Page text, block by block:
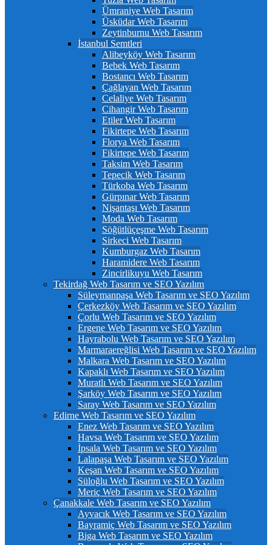
Ümraniye Web Tasarım
Üsküdar Web Tasarım
Zeytinburnu Web Tasarım
İstanbul Semtleri
Alibeyköy Web Tasarım
Bebek Web Tasarım
Bostancı Web Tasarım
Çağlayan Web Tasarım
Celaliye Web Tasarım
Cihangir Web Tasarım
Etiler Web Tasarım
Fikirtepe Web Tasarım
Florya Web Tasarım
Fikirtepe Web Tasarım
Taksim Web Tasarım
Tepecik Web Tasarım
Türkoba Web Tasarım
Gürpınar Web Tasarım
Nişantaşı Web Tasarım
Moda Web Tasarım
Söğütlüçeşme Web Tasarım
Sirkeci Web Tasarım
Kumburgaz Web Tasarım
Haramidere Web Tasarım
Zincirlikuyu Web Tasarım
Tekirdağ Web Tasarım ve SEO Yazılım
Süleymanpaşa Web Tasarım ve SEO Yazılım
Çerkezköy Web Tasarım ve SEO Yazılım
Çorlu Web Tasarım ve SEO Yazılım
Ergene Web Tasarım ve SEO Yazılım
Hayrabolu Web Tasarım ve SEO Yazılım
Marmaraereğlisi Web Tasarım ve SEO Yazılım
Malkara Web Tasarım ve SEO Yazılım
Kapaklı Web Tasarım ve SEO Yazılım
Muratlı Web Tasarım ve SEO Yazılım
Şarköy Web Tasarım ve SEO Yazılım
Saray Web Tasarım ve SEO Yazılım
Edirne Web Tasarım ve SEO Yazılım
Enez Web Tasarım ve SEO Yazılım
Havsa Web Tasarım ve SEO Yazılım
İpsala Web Tasarım ve SEO Yazılım
Lalapaşa Web Tasarım ve SEO Yazılım
Keşan Web Tasarım ve SEO Yazılım
Süloğlu Web Tasarım ve SEO Yazılım
Meriç Web Tasarım ve SEO Yazılım
Çanakkale Web Tasarım ve SEO Yazılım
Ayvacık Web Tasarım ve SEO Yazılım
Bayramiç Web Tasarım ve SEO Yazılım
Biga Web Tasarım ve SEO Yazılım